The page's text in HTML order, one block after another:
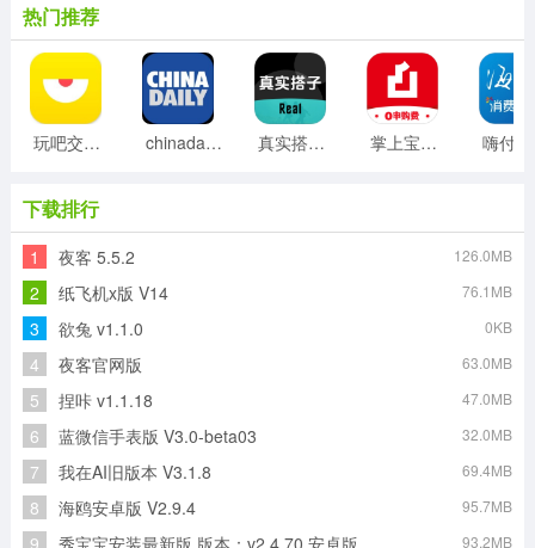
热门推荐
玩吧交友安卓版 chinadaily双语版 真实搭子安卓版 掌上宝盈安卓版
下载排行
1 夜客 5.5.2 126.0MB
2 纸飞机x版 V14 76.1MB
3 欲兔 v1.1.0 0KB
4 夜客官网版 63.0MB
5 捏咔 v1.1.18 47.0MB
6 蓝微信手表版 V3.0-beta03 32.0MB
7 我在AI旧版本 V3.1.8 69.4MB
8 海鸥安卓版 V2.9.4 95.7MB
9 秀宝宝安装最新版 版本：v2.4.70 安卓版 93.2MB